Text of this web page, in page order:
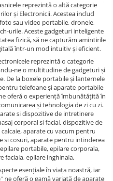
reprezintă o altă categorie
și Electronicii. Acestea includ
sau video portabile, dronele,
urile. Aceste gadgeturi inteligente
fizică, să ne capturăm amintirile
într-un mod intuitiv și eficient.
reprezintă o categorie
ne o multitudine de gadgeturi și
De la boxele portabile și lanternele
telefoane și aparate portabile
oferă o experiență îmbunătățită în
și tehnologia de zi cu zi.
si dispozitive de intretinere
corporal si facial, dispozitive de
aparate cu vacum pentru
si cosuri, aparate pentru intinderea
portabile, epilare corporala,
faciala, epilare inghinala,
esențiale în viața noastră, iar
ne oferă o gamă variată de aparate